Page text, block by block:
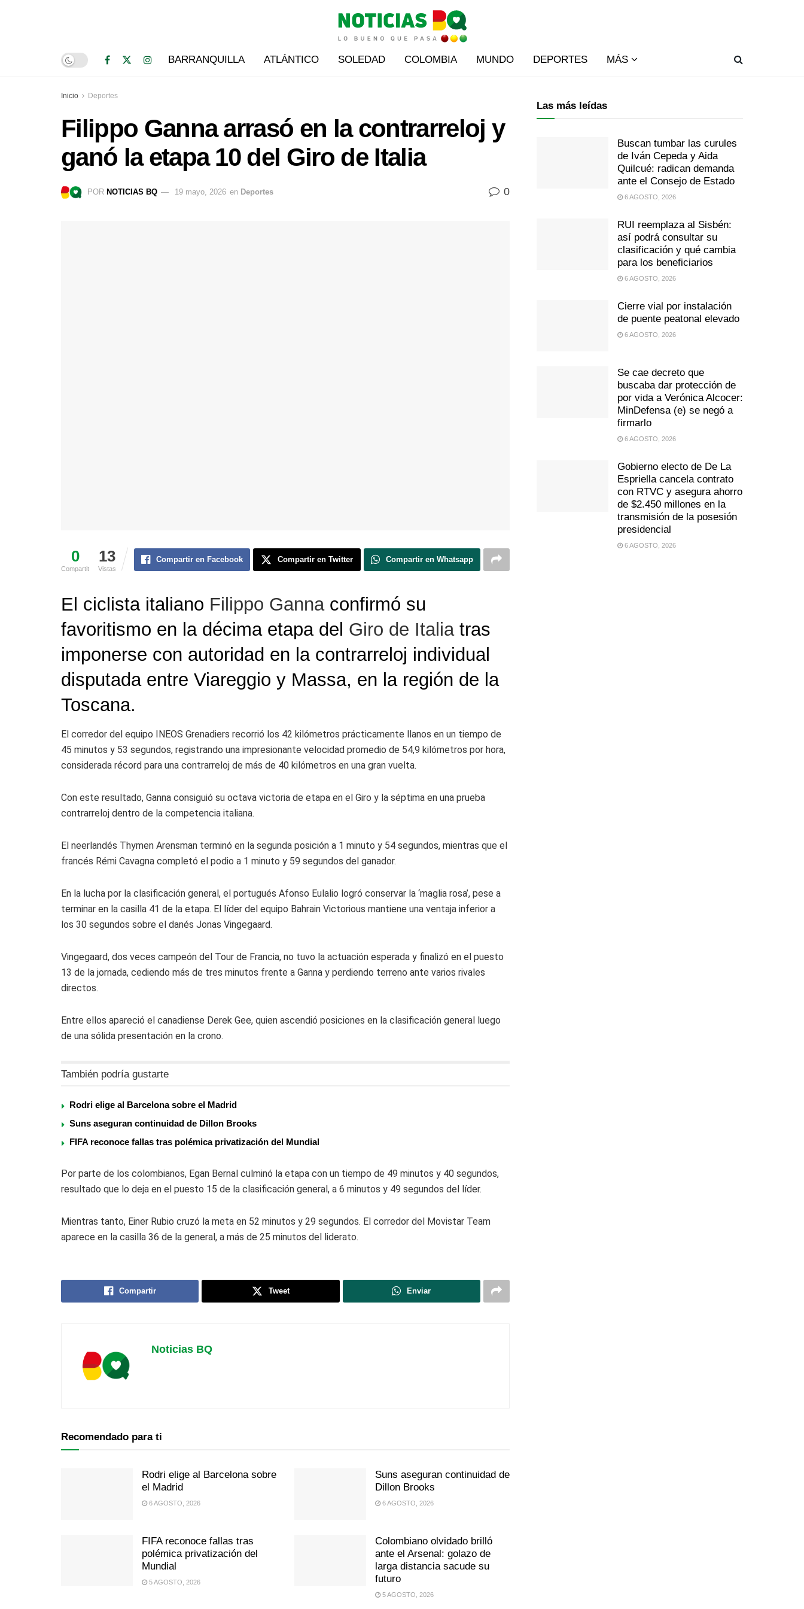
BARRANQUILLA ATLÁNTICO SOLEDAD COLOMBIA MUNDO DEPORTES MÁS
Inicio Deportes
Filippo Ganna arrasó en la contrarreloj y
ganó la etapa 10 del Giro de Italia
POR NOTICIAS BQ 19 mayo, 2026 en Deportes 0
0
Compartit
13
Vistas
Compartir en Facebook Compartir en Twitter Compartir en Whatsapp
El ciclista italiano Filippo Gannaconfirmó su
favoritismo en la décima etapa del Giro de Italiatras
imponerse con autoridad en la contrarreloj individual
disputada entre Viareggio y Massa, en la región de la
Toscana.
El corredor del equipo INEOS Grenadiers recorrió los 42 kilómetros prácticamente llanos en un tiempo de
45 minutos y 53 segundos, registrando una impresionante velocidad promedio de 54,9 kilómetros por hora,
considerada récord para una contrarreloj de más de 40 kilómetros en una gran vuelta.
Con este resultado, Ganna consiguió su octava victoria de etapa en el Giro y la séptima en una prueba
contrarreloj dentro de la competencia italiana.
El neerlandés Thymen Arensman terminó en la segunda posición a 1 minuto y 54 segundos, mientras que el
francés Rémi Cavagna completó el podio a 1 minuto y 59 segundos del ganador.
En la lucha por la clasificación general, el portugués Afonso Eulalio logró conservar la ‘maglia rosa’, pese a
terminar en la casilla 41 de la etapa. El líder del equipo Bahrain Victorious mantiene una ventaja inferior a
los 30 segundos sobre el danés Jonas Vingegaard.
Vingegaard, dos veces campeón del Tour de Francia, no tuvo la actuación esperada y finalizó en el puesto
13 de la jornada, cediendo más de tres minutos frente a Ganna y perdiendo terreno ante varios rivales
directos.
Entre ellos apareció el canadiense Derek Gee, quien ascendió posiciones en la clasificación general luego
de una sólida presentación en la crono.
También podría gustarte
Rodri elige al Barcelona sobre el Madrid
Suns aseguran continuidad de Dillon Brooks
FIFA reconoce fallas tras polémica privatización del Mundial
Por parte de los colombianos, Egan Bernal culminó la etapa con un tiempo de 49 minutos y 40 segundos,
resultado que lo deja en el puesto 15 de la clasificación general, a 6 minutos y 49 segundos del líder.
Mientras tanto, Einer Rubio cruzó la meta en 52 minutos y 29 segundos. El corredor del
Movistar Team
aparece en la casilla 36 de la general, a más de 25 minutos del liderato.
Compartir Tweet Enviar
Noticias BQ
Recomendado para ti
Rodri elige al Barcelona sobre
el Madrid
6 AGOSTO, 2026
Suns aseguran continuidad de
Dillon Brooks
6 AGOSTO, 2026
FIFA reconoce fallas tras
polémica privatización del
Mundial
5 AGOSTO, 2026
Colombiano olvidado brilló
ante el Arsenal: golazo de
larga distancia sacude su
futuro
5 AGOSTO, 2026
Las más leídas
Buscan tumbar las curules
de Iván Cepeda y Aida
Quilcué: radican demanda
ante el Consejo de Estado
6 AGOSTO, 2026
RUI reemplaza al Sisbén:
así podrá consultar su
clasificación y qué cambia
para los beneficiarios
6 AGOSTO, 2026
Cierre vial por instalación
de puente peatonal elevado
6 AGOSTO, 2026
Se cae decreto que
buscaba dar protección de
por vida a Verónica Alcocer:
MinDefensa (e) se negó a
firmarlo
6 AGOSTO, 2026
Gobierno electo de De La
Espriella cancela contrato
con RTVC y asegura ahorro
de $2.450 millones en la
transmisión de la posesión
presidencial
6 AGOSTO, 2026